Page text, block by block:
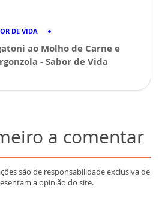
DE VIDA
ao Molho de Carne e
- Sabor de Vida
a comentar
são de responsabilidade exclusiva de
a opinião do site.